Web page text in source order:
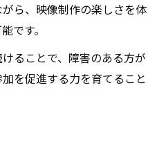
ら、映像制作の楽しさを体
です。
ることで、障害のある方が
を促進する力を育てること